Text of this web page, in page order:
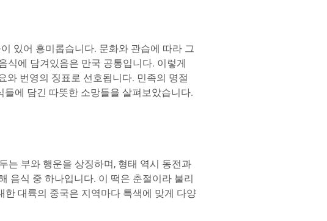
있어 흥미롭습니다. 문화와 관습에 따라 그
식에 담겨있음은 만국 공통입니다. 이렇게
와 번영의 징표로 선호됩니다. 민족의 명절
에 담긴 따뜻한 소망들을 살펴보았습니다.
는 부와 행운을 상징하며, 형태 역시 동전과
음식 중 하나입니다. 이 떡은 춘절이라 불리
한 대륙의 중국은 지역마다 특색에 맞게 다양